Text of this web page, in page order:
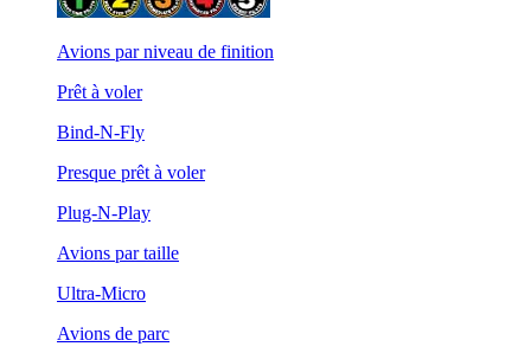
Avions par niveau de finition
Prêt à voler
Bind-N-Fly
Presque prêt à voler
Plug-N-Play
Avions par taille
Ultra-Micro
Avions de parc